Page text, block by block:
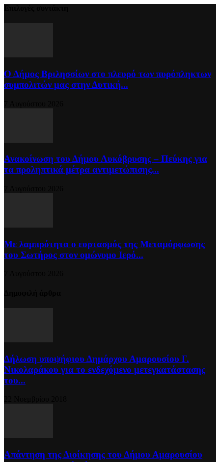
Ο Δήμος Βριλησσίων στο πλευρό των πυρόπληκτων
συμπολιτών μας στην Δυτική...
Ανακοίνωση του Δήμου Λυκόβρυσης – Πεύκης για
τα προληπτικά μέτρα αντιμετώπισης...
Με λαμπρότητα ο εορτασμός της Μεταμόρφωσης
του Σωτήρος στον ομώνυμο Ιερό...
Δήλωση υποψήφιου Δημάρχου Αμαρουσίου Γ.
Νικολαράκου για το ενδεχόμενο μετεγκατάστασης
του...
Απάντηση της Διοίκησης του Δήμου Αμαρουσίου